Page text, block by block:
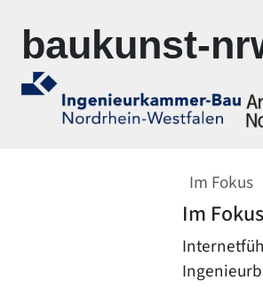
baukunst-
Im Fokus
Im Fokus